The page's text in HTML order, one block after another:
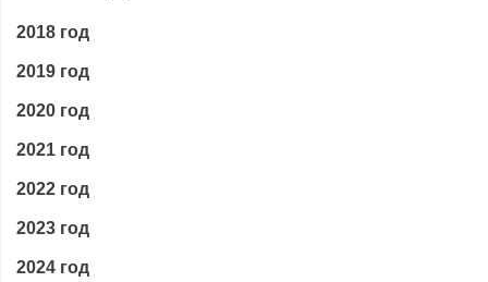
2018 год
2019 год
2020 год
2021 год
2022 год
2023 год
2024 год